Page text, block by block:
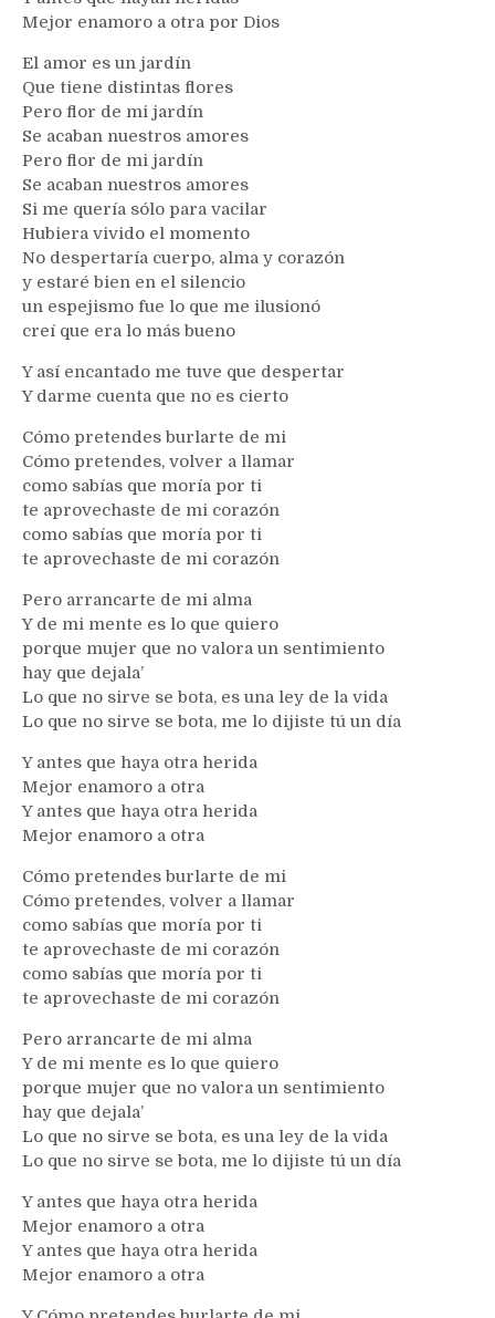
Mejor enamoro a otra por Dios
El amor es un jardín
Que tiene distintas flores
Pero flor de mi jardín
Se acaban nuestros amores
Pero flor de mi jardín
Se acaban nuestros amores
Si me quería sólo para vacilar
Hubiera vivido el momento
No despertaría cuerpo, alma y corazón
y estaré bien en el silencio
un espejismo fue lo que me ilusionó
creí que era lo más bueno
Y así encantado me tuve que despertar
Y darme cuenta que no es cierto
Cómo pretendes burlarte de mi
Cómo pretendes, volver a llamar
como sabías que moría por ti
te aprovechaste de mi corazón
como sabías que moría por ti
te aprovechaste de mi corazón
Pero arrancarte de mi alma
Y de mi mente es lo que quiero
porque mujer que no valora un sentimiento
hay que dejala’
Lo que no sirve se bota, es una ley de la vida
Lo que no sirve se bota, me lo dijiste tú un día
Y antes que haya otra herida
Mejor enamoro a otra
Y antes que haya otra herida
Mejor enamoro a otra
Cómo pretendes burlarte de mi
Cómo pretendes, volver a llamar
como sabías que moría por ti
te aprovechaste de mi corazón
como sabías que moría por ti
te aprovechaste de mi corazón
Pero arrancarte de mi alma
Y de mi mente es lo que quiero
porque mujer que no valora un sentimiento
hay que dejala’
Lo que no sirve se bota, es una ley de la vida
Lo que no sirve se bota, me lo dijiste tú un día
Y antes que haya otra herida
Mejor enamoro a otra
Y antes que haya otra herida
Mejor enamoro a otra